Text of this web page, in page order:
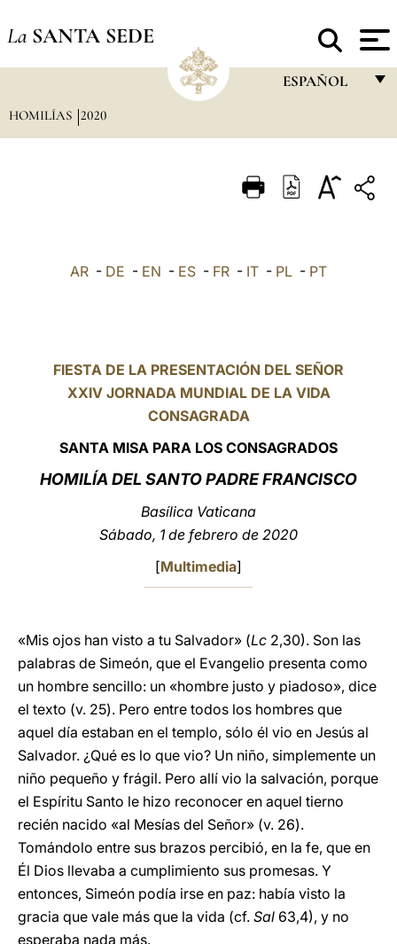
La SANTA SEDE
ESPAÑOL
ITALIANO
العربيّة
中文
HOMILÍAS 2020
AR - DE - EN - ES - FR - IT - PL - PT
FIESTA DE LA PRESENTACIÓN DEL SEÑOR
XXIV JORNADA MUNDIAL DE LA VIDA
CONSAGRADA
SANTA MISA PARA LOS CONSAGRADOS
HOMILÍA DEL SANTO PADRE FRANCISCO
Basílica Vaticana
Sábado, 1 de febrero de 2020
[Multimedia]
«Mis ojos han visto a tu Salvador» (Lc 2,30). Son las
palabras de Simeón, que el Evangelio presenta como
un hombre sencillo: un «hombre justo y piadoso», dice
el texto (v. 25). Pero entre todos los hombres que
aquel día estaban en el templo, sólo él vio en Jesús al
Salvador. ¿Qué es lo que vio? Un niño, simplemente un
niño pequeño y frágil. Pero allí vio la salvación, porque
el Espíritu Santo le hizo reconocer en aquel tierno
recién nacido «al Mesías del Señor» (v. 26).
Tomándolo entre sus brazos percibió, en la fe, que en
Él Dios llevaba a cumplimiento sus promesas. Y
entonces, Simeón podía irse en paz: había visto la
gracia que vale más que la vida (cf. Sal 63,4), y no
esperaba nada más.